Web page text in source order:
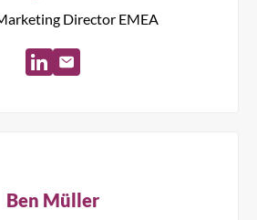
Director EMEA
Ben Müller